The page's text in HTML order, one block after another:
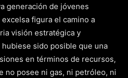
generación de jóvenes
figura el camino a
visión estratégica y
sido posible que una
en términos de recursos,
no posee ni gas, ni petróleo, ni